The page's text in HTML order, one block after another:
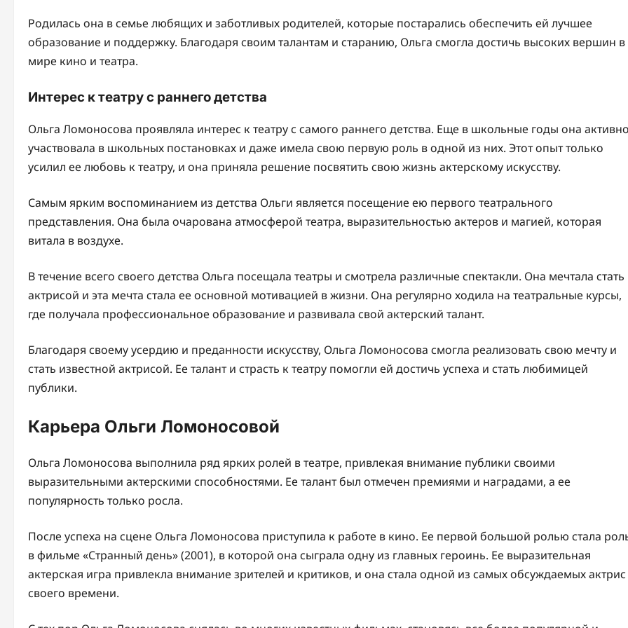
Родилась она в семье любящих и заботливых родителей, которые постарались обеспечить ей лучшее
образование и поддержку. Благодаря своим талантам и старанию, Ольга смогла достичь высоких вершин в
мире кино и театра.
Интерес к театру с раннего детства
Ольга Ломоносова проявляла интерес к театру с самого раннего детства. Еще в школьные годы она
участвовала в школьных постановках и даже имела свою первую роль в одной из них. Этот опыт только
усилил ее любовь к театру, и она приняла решение посвятить свою жизнь актерскому искусству.
Самым ярким воспоминанием из детства Ольги является посещение ею первого театрального
представления. Она была очарована атмосферой театра, выразительностью актеров и магией, которая
витала в воздухе.
В течение всего своего детства Ольга посещала театры и смотрела различные спектакли. Она мечтала стать
актрисой и эта мечта стала ее основной мотивацией в жизни. Она регулярно ходила на театральные курсы,
где получала профессиональное образование и развивала свой актерский талант.
Благодаря своему усердию и преданности искусству, Ольга Ломоносова смогла реализовать свою мечту и
стать известной актрисой. Ее талант и страсть к театру помогли ей достичь успеха и стать любимицей
публики.
Карьера Ольги Ломоносовой
Ольга Ломоносова выполнила ряд ярких ролей в театре, привлекая внимание публики своими
выразительными актерскими способностями. Ее талант был отмечен премиями и наградами, а ее
популярность только росла.
После успеха на сцене Ольга Ломоносова приступила к работе в кино. Ее первой большой ролью стала
в фильме «Странный день» (2001), в которой она сыграла одну из главных героинь. Ее выразительная
актерская игра привлекла внимание зрителей и критиков, и она стала одной из самых обсуждаемых актрис
своего времени.